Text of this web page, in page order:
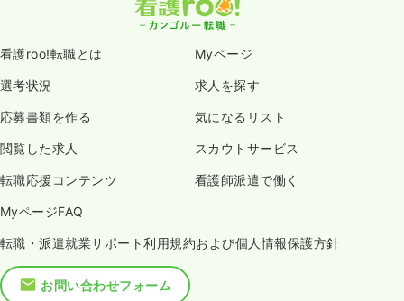
看護roo!転職とは Myページ
選考状況 求人を探す
応募書類を作る 気になるリスト
閲覧した求人 スカウトサービス
転職応援コンテンツ 看護師派遣で働く
MyページFAQ
転職・派遣就業サポート利用規約および個人情報保護方針
お問い合わせフォーム